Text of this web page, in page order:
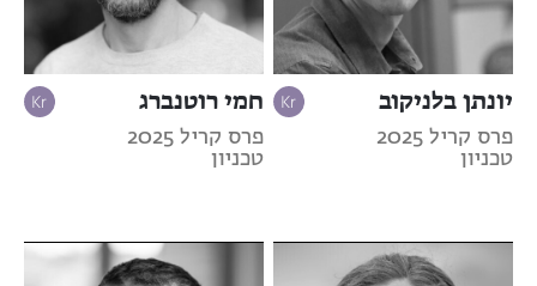
יונתן בלניקוב
פרס קריל 2025
טכניון
חמי רוטנברג
פרס קריל 2025
טכניון